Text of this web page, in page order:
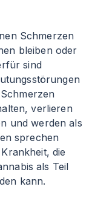
Schmerzen
bleiben oder
sind
verlieren
und werden als
sprechen
die
als Teil
kann.